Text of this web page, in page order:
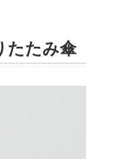
たたみ傘